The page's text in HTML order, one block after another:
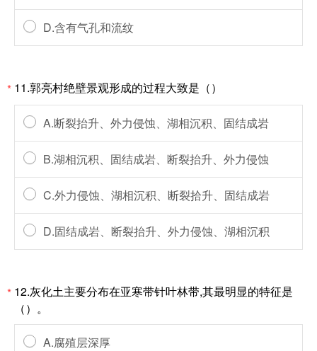
D.含有气孔和流纹
* 11.郭亮村绝壁景观形成的过程大致是（）
A.断裂抬升、外力侵蚀、湖相沉积、固结成岩
B.湖相沉积、固结成岩、断裂抬升、外力侵蚀
C.外力侵蚀、湖相沉积、断裂拾升、固结成岩
D.固结成岩、断裂抬升、外力侵蚀、湖相沉积
* 12.灰化土主要分布在亚寒带针叶林带,其最明显的特征是
（）。
A.腐殖层深厚